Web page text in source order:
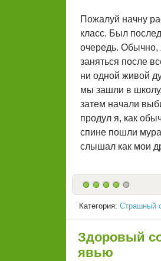
Пожалуй начну
класс. Был
очередь. Обычно,
заняться после
ни одной живой
мы зашли в
затем начали
продул я, как
спине пошли
слышал как мои
Категория: Страшный
Здоровый
явью